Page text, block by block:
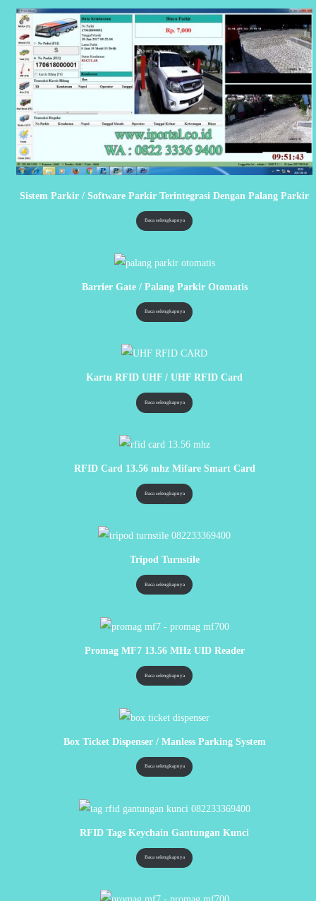
Sistem Parkir / Software Parkir Terintegrasi Dengan Palang Parkir
Baca selengkapnya
Barrier Gate / Palang Parkir Otomatis
Baca selengkapnya
Kartu RFID UHF / UHF RFID Card
Baca selengkapnya
RFID Card 13.56 mhz Mifare Smart Card
Baca selengkapnya
Tripod Turnstile
Baca selengkapnya
Promag MF7 13.56 MHz UID Reader
Baca selengkapnya
Box Ticket Dispenser / Manless Parking System
Baca selengkapnya
RFID Tags Keychain Gantungan Kunci
Baca selengkapnya